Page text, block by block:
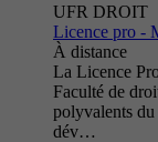
UFR DROIT
Licence pro -
À distance
La Licence
Faculté de
polyvalents du
dév…